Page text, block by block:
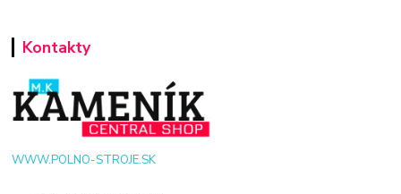
Kontakty
WWW.POLNO-STROJE.SK